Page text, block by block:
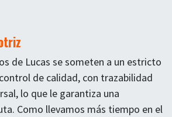
de Lucas se someten a un estricto
de calidad, con trazabilidad
lo que le garantiza una
Como llevamos más tiempo en el